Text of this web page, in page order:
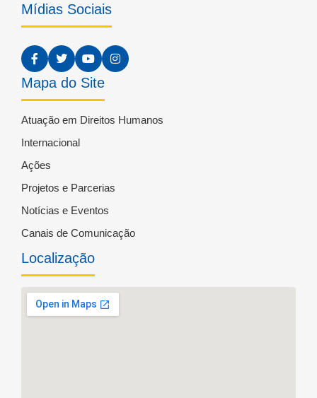
Mídias Sociais
Mapa do Site
Atuação em Direitos Humanos
Internacional
Ações
Projetos e Parcerias
Notícias e Eventos
Canais de Comunicação
Localização